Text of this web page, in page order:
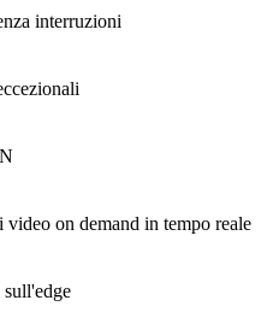
interruzioni
on demand in tempo reale